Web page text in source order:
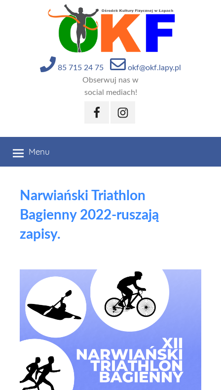
85 715 24 75
okf@okf.lapy.pl
Obserwuj nas w
social mediach!
FacebookInstagram
Menu
Narwiański Triathlon
Bagienny 2022-ruszają
zapisy.